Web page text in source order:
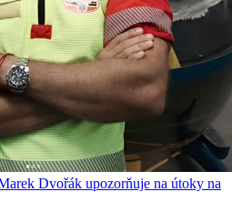
Dvořák upozorňuje na útoky na